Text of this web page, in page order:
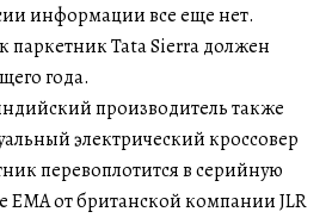
информации все еще нет.
Tata Sierra должен
года.
производитель также
электрический кроссовер
перевоплотится в серийную
EMA от британской компании JLR